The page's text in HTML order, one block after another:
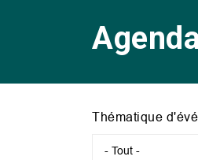
Thématique
- Tout -